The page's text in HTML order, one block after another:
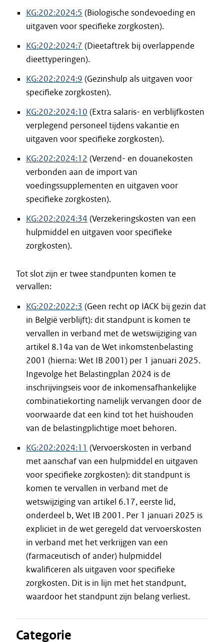
KG:202:2024:5 (Biologische sondevoeding en
uitgaven voor specifieke zorgkosten).
KG:202:2024:7 (Dieetaftrek bij overlappende
dieettyperingen).
KG:202:2024:9 (Gezinshulp als uitgaven voor
specifieke zorgkosten).
KG:202:2024:10 (Extra salaris- en verblijfkosten
verplegend personeel tijdens vakantie en
uitgaven voor specifieke zorgkosten).
KG:202:2024:12 (Verzend- en douanekosten
verbonden aan de import van
voedingssupplementen en uitgaven voor
specifieke zorgkosten).
KG:202:2024:34 (Verzekeringskosten van een
hulpmiddel en uitgaven voor specifieke
zorgkosten).
Tot slot zijn er twee standpunten komen te
vervallen:
KG:202:2022:3 (Geen recht op IACK bij gezin dat
in België verblijft): dit standpunt is komen te
vervallen in verband met de wetswijziging van
artikel 8.14a van de Wet inkomstenbelasting
2001 (hierna: Wet IB 2001) per 1 januari 2025.
Ingevolge het Belastingplan 2024 is de
inschrijvingseis voor de inkomensafhankelijke
combinatiekorting namelijk vervangen door de
voorwaarde dat een kind tot het huishouden
van de belastingplichtige moet behoren.
KG:202:2024:11 (Vervoerskosten in verband
met aanschaf van een hulpmiddel en uitgaven
voor specifieke zorgkosten): dit standpunt is
komen te vervallen in verband met de
wetswijziging van artikel 6.17, eerste lid,
onderdeel b, Wet IB 2001. Per 1 januari 2025 is
expliciet in de wet geregeld dat vervoerskosten
in verband met het verkrijgen van een
(farmaceutisch of ander) hulpmiddel
kwalificeren als uitgaven voor specifieke
zorgkosten. Dit is in lijn met het standpunt,
waardoor het standpunt zijn belang verliest.
Categorie